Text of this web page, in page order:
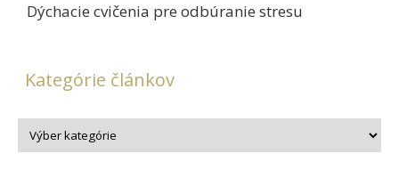
Dýchacie cvičenia pre odbúranie stresu
Kategórie článkov